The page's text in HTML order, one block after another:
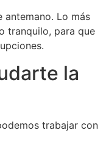
antemano. Lo más
tranquilo, para que
la
trabajar con